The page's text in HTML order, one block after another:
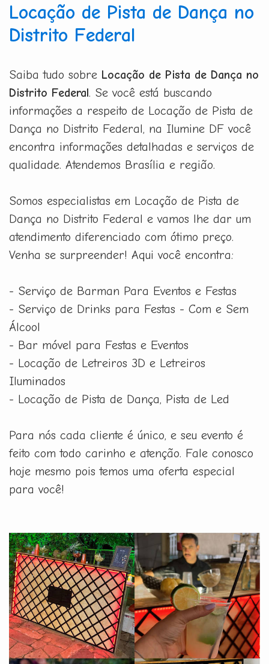
Locação de Pista de Dança no
Distrito Federal
Saiba tudo sobre Locação de Pista de Dança no
Distrito Federal. Se você está buscando
informações a respeito de Locação de Pista de
Dança no Distrito Federal, na Ilumine DF você
encontra informações detalhadas e serviços de
qualidade. Atendemos Brasília e região.
Somos especialistas em Locação de Pista de
Dança no Distrito Federal e vamos lhe dar um
atendimento diferenciado com ótimo preço.
Venha se surpreender! Aqui você encontra:
- Serviço de Barman Para Eventos e Festas
- Serviço de Drinks para Festas - Com e Sem
Álcool
- Bar móvel para Festas e Eventos
- Locação de Letreiros 3D e Letreiros
Iluminados
- Locação de Pista de Dança, Pista de Led
Para nós cada cliente é único, e seu evento é
feito com todo carinho e atenção. Fale conosco
hoje mesmo pois temos uma oferta especial
para você!